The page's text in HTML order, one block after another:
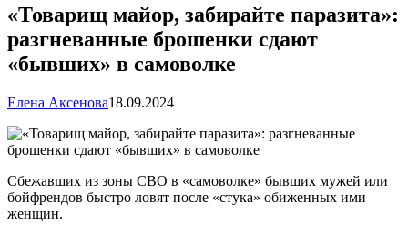
«Товарищ майор, забирайте паразита»:
разгневанные брошенки сдают
«бывших» в самоволке
Елена Аксенова18.09.2024
Сбежавших из зоны СВО в «самоволке» бывших мужей или
бойфрендов быстро ловят после «стука» обиженных ими
женщин.